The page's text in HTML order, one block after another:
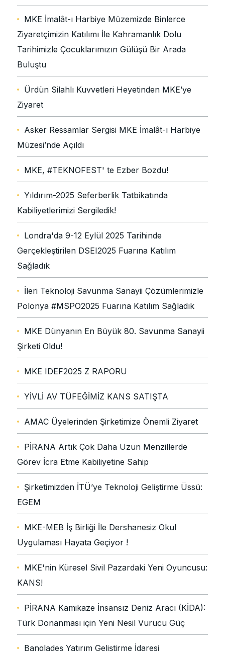
MKE İmalât-ı Harbiye Müzemizde Binlerce
Ziyaretçimizin Katılımı İle Kahramanlık Dolu
Tarihimizle Çocuklarımızın Gülüşü Bir Arada
Buluştu
Ürdün Silahlı Kuvvetleri Heyetinden MKE’ye
Ziyaret
Asker Ressamlar Sergisi MKE İmalât-ı Harbiye
Müzesi’nde Açıldı
MKE, #TEKNOFEST' te Ezber Bozdu!
Yıldırım-2025 Seferberlik Tatbikatında
Kabiliyetlerimizi Sergiledik!
Londra'da 9-12 Eylül 2025 Tarihinde
Gerçekleştirilen DSEI2025 Fuarına Katılım
Sağladık
İleri Teknoloji Savunma Sanayii Çözümlerimizle
Polonya #MSPO2025 Fuarına Katılım Sağladık
MKE Dünyanın En Büyük 80. Savunma Sanayii
Şirketi Oldu!
MKE IDEF2025 Z RAPORU
YİVLİ AV TÜFEĞİMİZ KANS SATIŞTA
AMAC Üyelerinden Şirketimize Önemli Ziyaret
PİRANA Artık Çok Daha Uzun Menzillerde
Görev İcra Etme Kabiliyetine Sahip
Şirketimizden İTÜ’ye Teknoloji Geliştirme Üssü:
EGEM
MKE-MEB İş Birliği İle Dershanesiz Okul
Uygulaması Hayata Geçiyor !
MKE'nin Küresel Sivil Pazardaki Yeni Oyuncusu:
KANS!
PİRANA Kamikaze İnsansız Deniz Aracı (KİDA):
Türk Donanması için Yeni Nesil Vurucu Güç
Bangladeş Yatırım Geliştirme İdaresi